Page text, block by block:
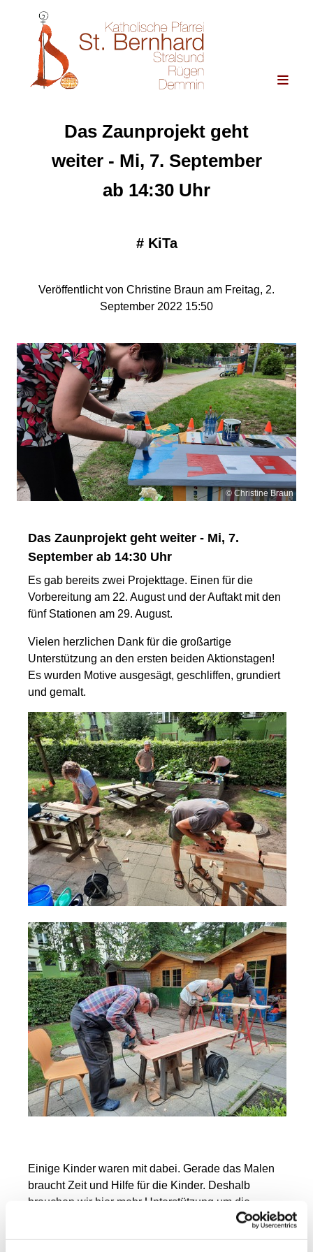
Das Zaunprojekt geht
weiter - Mi, 7. September
ab 14:30 Uhr
# KiTa
Veröffentlicht von Christine Braun am Freitag, 2.
September 2022 15:50
© Christine Braun
Das Zaunprojekt geht weiter - Mi, 7.
September ab 14:30 Uhr
Es gab bereits zwei Projekttage. Einen für die
Vorbereitung am 22. August und der Auftakt mit den
fünf Stationen am 29. August.
Vielen herzlichen Dank für die großartige
Unterstützung an den ersten beiden Aktionstagen!
Es wurden Motive ausgesägt, geschliffen, grundiert
und gemalt.
Einige Kinder waren mit dabei. Gerade das Malen
braucht Zeit und Hilfe für die Kinder. Deshalb
brauchen wir hier mehr Unterstützung um die
Kinder noch besser einbeziehen zu können.